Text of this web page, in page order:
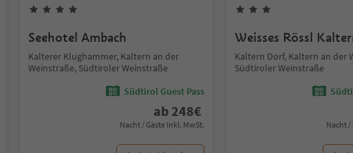
Seehotel Ambach
Kalterer Klughammer, Kaltern an der
Weinstraße, Südtiroler Weinstraße
Südtirol Guest Pass
ab 248€
Nacht / Gäste Inkl. MwSt.
Weisses Rössl
Kaltern Dorf, Kaltern an der
Südtiroler Weinstraße
Nacht /